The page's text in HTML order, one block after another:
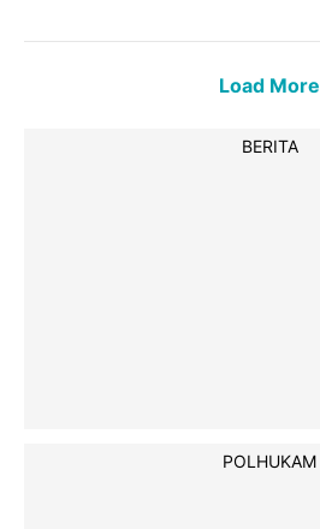
Load More
BERITA
POLHUKAM